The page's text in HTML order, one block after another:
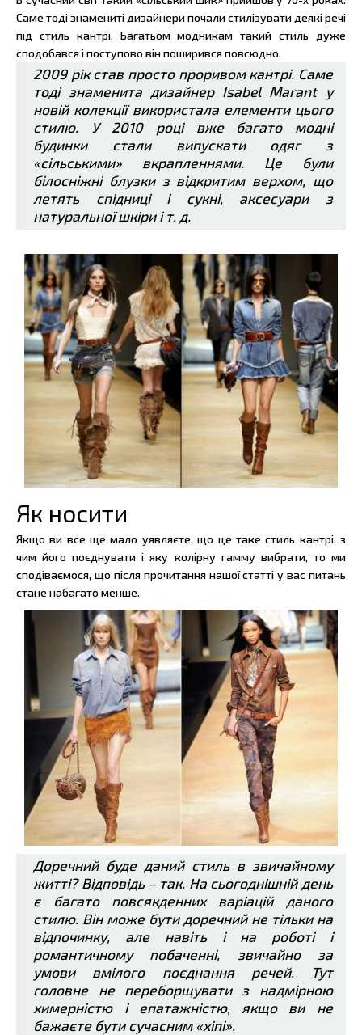
Саме тоді знамениті дизайнери почали стилізувати деякі речі
під стиль кантрі. Багатьом модникам такий стиль дуже
сподобався і поступово він поширився повсюдно.
2009 рік став просто проривом кантрі. Саме
тоді знаменита дизайнер Isabel Marant у
новій колекції використала елементи цього
стилю. У 2010 році вже багато модні
будинки стали випускати одяг з
«сільськими» вкрапленнями. Це були
білосніжні блузки з відкритим верхом, що
летять спідниці і сукні, аксесуари з
натуральної шкіри і т. д.
Як носити
Якщо ви все ще мало уявляєте, що це таке стиль кантрі, з
чим його поєднувати і яку колірну гамму вибрати, то ми
сподіваємося, що після прочитання нашої статті у вас питань
стане набагато менше.
Доречний буде даний стиль в звичайному
житті? Відповідь – так. На сьогоднішній день
є багато повсякденних варіацій даного
стилю. Він може бути доречний не тільки на
відпочинку, але навіть і на роботі і
романтичному побаченні, звичайно за
умови вмілого поєднання речей. Тут
головне не переборщувати з надмірною
химерністю і епатажністю, якщо ви не
бажаєте бути сучасним «хіпі».